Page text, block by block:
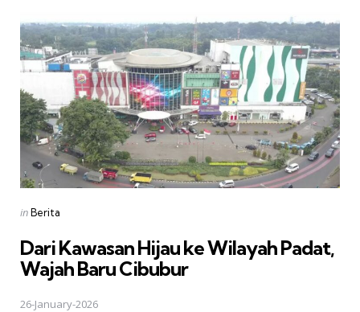
Posted
inBerita
Dari Kawasan Hijau ke Wilayah Padat,
Wajah Baru Cibubur
26-January-2026